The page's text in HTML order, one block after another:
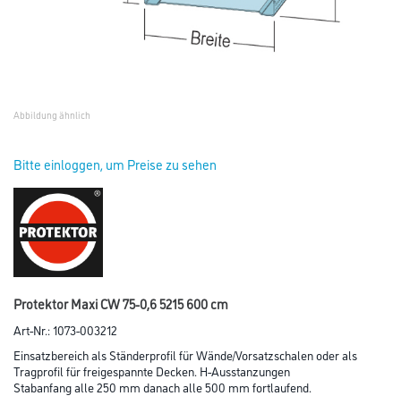
Abbildung ähnlich
Bitte einloggen, um Preise zu sehen
Protektor Maxi CW 75-0,6 5215 600 cm
Art-Nr.:1073-003212
Einsatzbereich als Ständerprofil für Wände/Vorsatzschalen oder als
Tragprofil für freigespannte Decken. H-Ausstanzungen
Stabanfang alle 250 mm danach alle 500 mm fortlaufend.